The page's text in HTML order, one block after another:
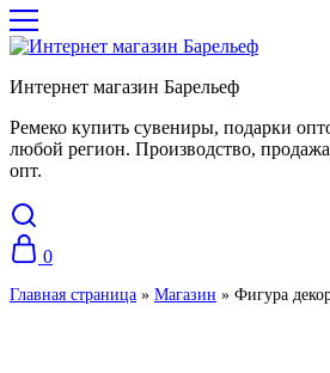
Интернет магазин Барельеф
Ремеко купить сувениры, подарки
любой регион. Производство,
опт.
0
Главная страница » Магазин » Фигура